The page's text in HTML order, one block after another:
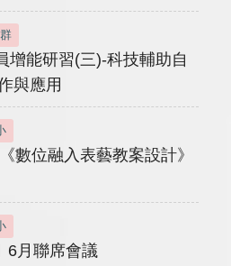
增能研習(三)-科技輔助自
與應用
數位融入表藝教案設計》
6月聯席會議